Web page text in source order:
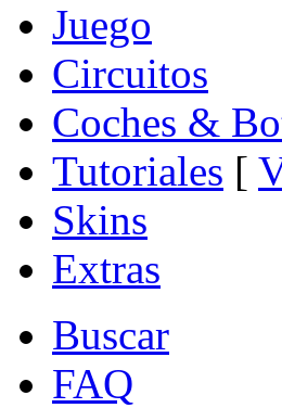
Juego
Circuitos
Coches &
Tutoriales [
Skins
Extras
Buscar
FAQ